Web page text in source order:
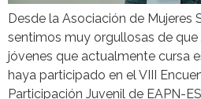
Desde la Asociación de Mujeres
sentimos muy orgullosas de que
jóvenes que actualmente cursa
haya participado en el VIII
Participación Juvenil de EAPN-